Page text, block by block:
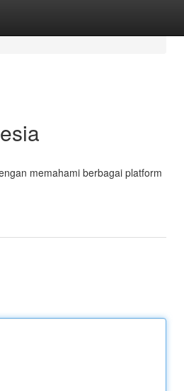
memahami berbagai platform